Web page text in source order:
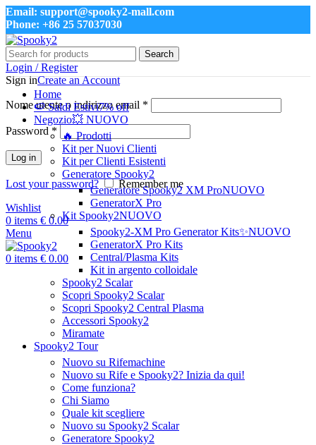
Email: support@spooky2-mall.com
Phone: +86 25 57037030
Search
Login / Register
Sign inCreate an Account
Nome utente o indirizzo email *
Password *
Log in
Lost your password?
Remember me
Wishlist
0 items € 0.00
Menu
0 items € 0.00
Home
🍉 Saldi Estivi7% off
Negozio💥 NUOVO
🔥 Prodotti
Kit per Nuovi Clienti
Kit per Clienti Esistenti
Generatore Spooky2
Generatore Spooky2 XM ProNUOVO
GeneratorX Pro
Kit Spooky2NUOVO
Spooky2-XM Pro Generator Kits✨NUOVO
GeneratorX Pro Kits
Central/Plasma Kits
Kit in argento colloidale
Spooky2 Scalar
Scopri Spooky2 Scalar
Scopri Spooky2 Central Plasma
Accessori Spooky2
Miramate
Spooky2 Tour
Nuovo su Rifemachine
Nuovo su Rife e Spooky2? Inizia da qui!
Come funziona?
Chi Siamo
Quale kit scegliere
Nuovo su Spooky2 Scalar
Generatore Spooky2